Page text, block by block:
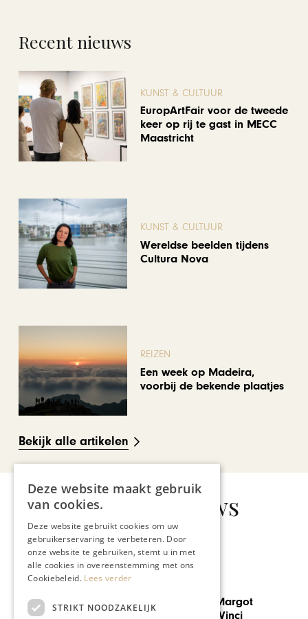
Recent nieuws
KUNST & CULTUUR
EuropArtFair voor de tweede
keer op rij te gast in MECC
Maastricht
KUNST & CULTUUR
Wereldse beelden tijdens
Cultura Nova
REIZEN
Een week op Madeira,
voorbij de bekende plaatjes
Bekijk alle artikelen
Gerelateerd nieuws
Simone Trierweiler in Luik
Deze website maakt gebruik
van cookies.
Deze website gebruikt cookies om uw
gebruikerservaring te verbeteren. Door
onze website te gebruiken, stemt u in met
alle cookies in overeenstemming met ons
Cookiebeleid. Lees verder
STRIKT NOODZAKELIJK